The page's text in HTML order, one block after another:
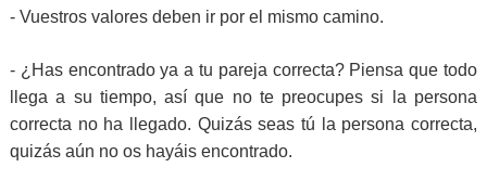
- Vuestros valores deben ir por el mismo camino.
- ¿Has encontrado ya a tu pareja correcta? Piensa que todo
llega a su tiempo, así que no te preocupes si la persona
correcta no ha llegado. Quizás seas tú la persona correcta,
quizás aún no os hayáis encontrado.